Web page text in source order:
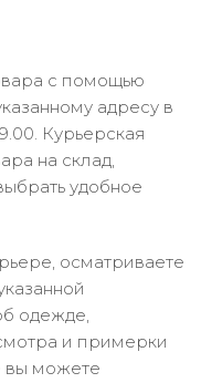
с помощью
адресу в
Курьерская
на склад,
удобное
осматриваете
одежде,
и примерки
вы можете